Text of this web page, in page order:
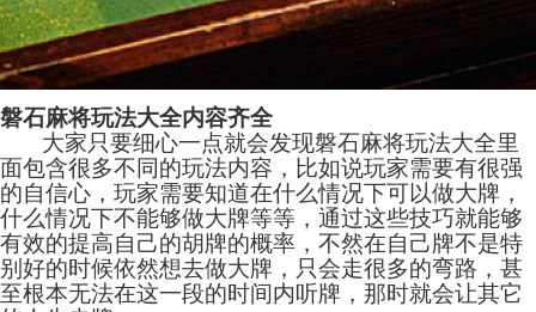
磐石麻将玩法大全内容齐全
大家只要细心一点就会发现磐石麻将玩法大全里
面包含很多不同的玩法内容，比如说玩家需要有很强
的自信心，玩家需要知道在什么情况下可以做大牌，
什么情况下不能够做大牌等等，通过这些技巧就能够
有效的提高自己的胡牌的概率，不然在自己牌不是特
别好的时候依然想去做大牌，只会走很多的弯路，甚
至根本无法在这一段的时间内听牌，那时就会让其它